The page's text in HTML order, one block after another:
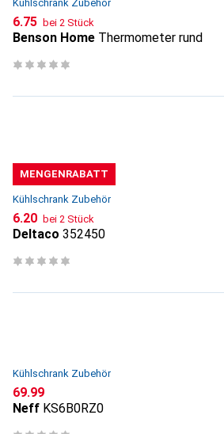
Kühlschrank Zubehör
CHF
6.75 bei 2 Stück
Benson Home Thermometer rund
MENGENRABATT
Kühlschrank Zubehör
CHF
6.20 bei 2 Stück
Deltaco 352450
Kühlschrank Zubehör
CHF
69.99
Neff KS6B0RZ0